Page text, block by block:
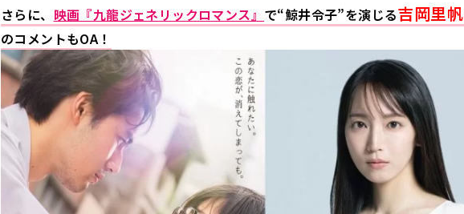
さらに、 映画『九龍ジェネリックロマンス』 で“鯨井令子”を演じる吉岡里帆
のコメントもOA！